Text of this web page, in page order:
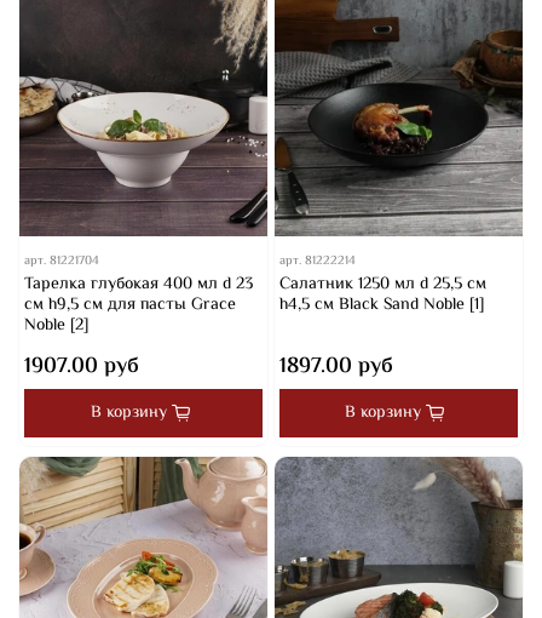
арт.81221704
Тарелка глубокая 400 мл d 23
см h9,5 см для пасты Grace
Noble [2]
1907.00 руб
В корзину
арт.81222214
Салатник 1250 мл d 25,5 см
h4,5 см Black Sand Noble [1]
1897.00 руб
В корзину